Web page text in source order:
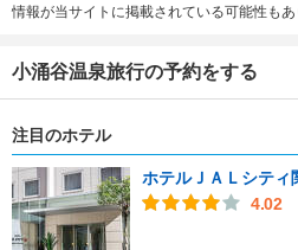
情報が当サイトに掲載されている可能性もあ
小涌谷温泉旅行の予約をする
注目のホテル
ホテルＪＡＬシテ
4.02